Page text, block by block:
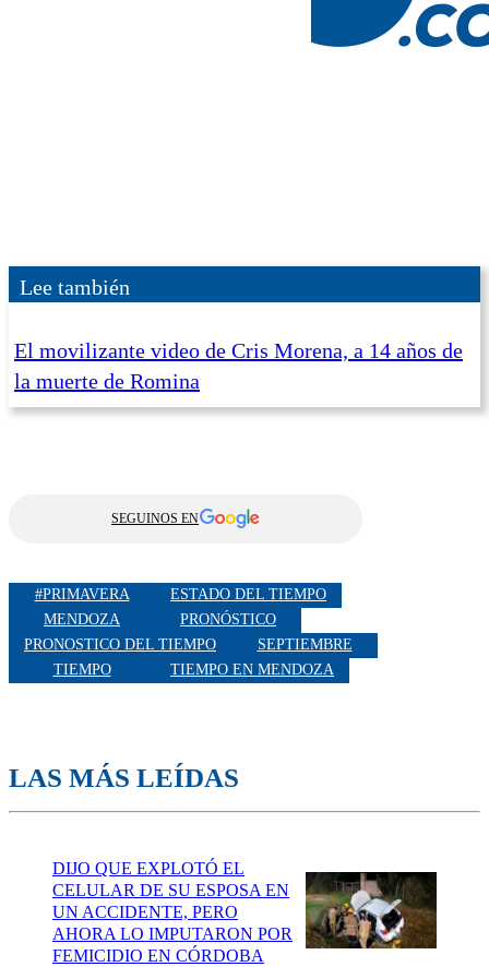
Lee también
El movilizante video de Cris Morena, a 14 años de
la muerte de Romina
SEGUINOS EN
#PRIMAVERA
ESTADO DEL TIEMPO
MENDOZA
PRONÓSTICO
PRONOSTICO DEL TIEMPO
SEPTIEMBRE
TIEMPO
TIEMPO EN MENDOZA
LAS MÁS LEÍDAS
DIJO QUE EXPLOTÓ EL
CELULAR DE SU ESPOSA EN
UN ACCIDENTE, PERO
AHORA LO IMPUTARON POR
FEMICIDIO EN CÓRDOBA